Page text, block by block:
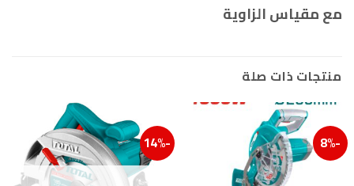
مع مقياس الزاوية
منتجات ذات صلة
-8%
إضافة إلى قائمة الرغبات
-14%